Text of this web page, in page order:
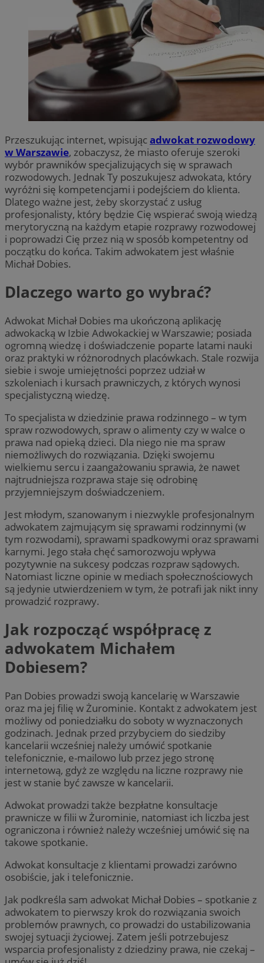
Przeszukując internet, wpisującadwokat rozwodowy
w Warszawie, zobaczysz, że miasto oferuje szeroki
wybór prawników specjalizujących się w sprawach
rozwodowych. Jednak Ty poszukujesz adwokata, który
wyróżni się kompetencjami i podejściem do klienta.
Dlatego ważne jest, żeby skorzystać z usług
profesjonalisty, który będzie Cię wspierać swoją wiedzą
merytoryczną na każdym etapie rozprawy rozwodowej
i poprowadzi Cię przez nią w sposób kompetentny od
początku do końca. Takim adwokatem jest właśnie
Michał Dobies.
Dlaczego warto go wybrać?
Adwokat Michał Dobies ma ukończoną aplikację
adwokacką w Izbie Adwokackiej w Warszawie; posiada
ogromną wiedzę i doświadczenie poparte latami nauki
oraz praktyki w różnorodnych placówkach. Stale rozwija
siebie i swoje umiejętności poprzez udział w
szkoleniach i kursach prawniczych, z których wynosi
specjalistyczną wiedzę.
To specjalista w dziedzinie prawa rodzinnego – w tym
spraw rozwodowych, spraw o alimenty czy w walce o
prawa nad opieką dzieci. Dla niego nie ma spraw
niemożliwych do rozwiązania. Dzięki swojemu
wielkiemu sercu i zaangażowaniu sprawia, że nawet
najtrudniejsza rozprawa staje się odrobinę
przyjemniejszym doświadczeniem.
Jest młodym, szanowanym i niezwykle profesjonalnym
adwokatem zajmującym się sprawami rodzinnymi (w
tym rozwodami), sprawami spadkowymi oraz sprawami
karnymi. Jego stała chęć samorozwoju wpływa
pozytywnie na sukcesy podczas rozpraw sądowych.
Natomiast liczne opinie w mediach społecznościowych
są jedynie utwierdzeniem w tym, że potrafi jak nikt inny
prowadzić rozprawy.
Jak rozpocząć współpracę z
adwokatem Michałem
Dobiesem?
Pan Dobies prowadzi swoją kancelarię w Warszawie
oraz ma jej filię w Żurominie. Kontakt z adwokatem jest
możliwy od poniedziałku do soboty w wyznaczonych
godzinach. Jednak przed przybyciem do siedziby
kancelarii wcześniej należy umówić spotkanie
telefonicznie, e-mailowo lub przez jego stronę
internetową, gdyż ze względu na liczne rozprawy nie
jest w stanie być zawsze w kancelarii.
Adwokat prowadzi także bezpłatne konsultacje
prawnicze w filii w Żurominie, natomiast ich liczba jest
ograniczona i również należy wcześniej umówić się na
takowe spotkanie.
Adwokat konsultacje z klientami prowadzi zarówno
osobiście, jak i telefonicznie.
Jak podkreśla sam adwokat Michał Dobies – spotkanie z
adwokatem to pierwszy krok do rozwiązania swoich
problemów prawnych, co prowadzi do ustabilizowania
swojej sytuacji życiowej. Zatem jeśli potrzebujesz
wsparcia profesjonalisty z dziedziny prawa, nie czekaj –